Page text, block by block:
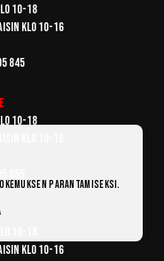
10-18
klo 10-16
845
10-18
klo 10-16
parantamiseksi.